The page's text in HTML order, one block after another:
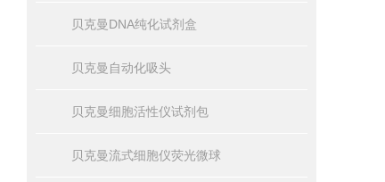
贝克曼DNA纯化试剂盒
贝克曼自动化吸头
贝克曼细胞活性仪试剂包
贝克曼流式细胞仪荧光微球